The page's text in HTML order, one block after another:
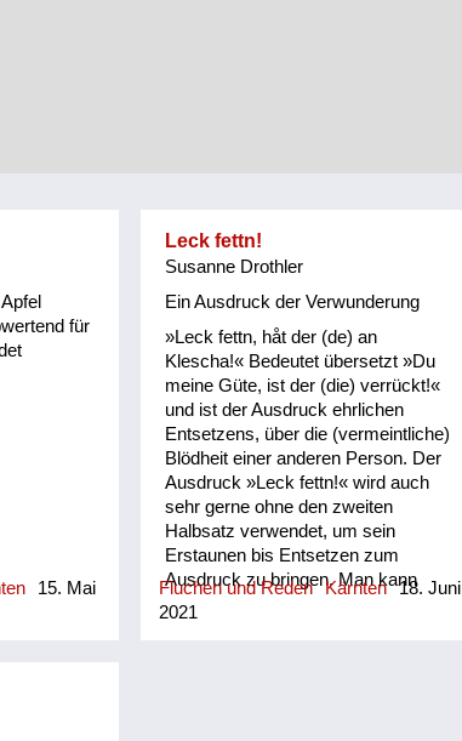
für
15. Mai
Leck fettn!
Susanne Drothler
Ein Ausdruck der Verwunderung
»Leck fettn, håt der (de) an
Klescha!« Bedeutet übersetzt »Du
meine Güte, ist der (die) verrückt!«
und ist der Ausdruck ehrlichen
Entsetzens, über die (vermeintliche)
Blödheit einer anderen Person. Der
Ausdruck »Leck fettn!« wird auch
sehr gerne ohne den zweiten
Halbsatz verwendet, um sein
Erstaunen bis Entsetzen zum
Ausdruck zu bringen. Man kann
sagen, das Kärntnerische »Leck
Fluchen und Reden Kärnten 18. Juni
2021